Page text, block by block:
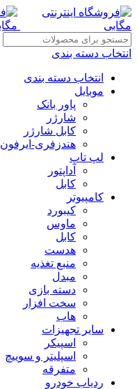
انتخاب دسته بندی
انتخاب دسته بندی
موبایل
پاور بانک
شارژر
کابل شارژر
هندزفری-ایرفون
لپ تاپ
آداپتور
کابل
کامپیوتر
کیبورد
ماوس
کابل
هدست
منبع تغذیه
مبدل
دسته بازی
سخت افزار
هاب
سایر تجهیزات
اسپیکر
اسپلیتر و سوییچ
متفرقه
ردیاب خودرو